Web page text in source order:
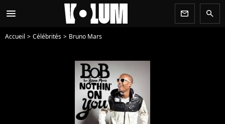
menu newsletter search
Accueil Célébrités Bruno Mars